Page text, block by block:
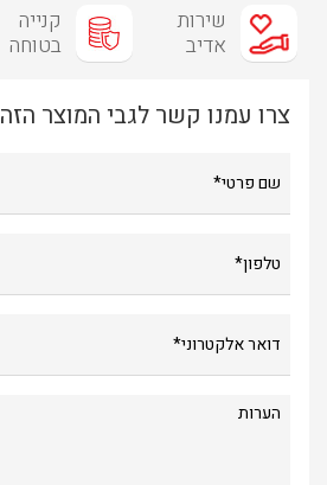
שירות
אדיב
קנייה
בטוחה
צרו עמנו קשר לגבי המוצר הזה